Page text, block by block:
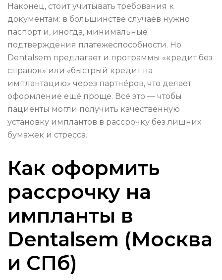
Наконец, стоит учитывать требования к
документам: в большинстве случаев нужно
паспорт и, иногда, минимальные
подтверждения платежеспособности. Но
Dentalsem предлагает и программы «кредит без
справок» или «быстрый кредит на
имплантацию» через партнёров, что делает
оформление ещё проще. Всё это — чтобы
пациенты могли получить качественную
установку имплантов в рассрочку без лишних
бумажек и стресса.
Как оформить
рассрочку на
импланты в
Dentalsem (Москва
и СПб)